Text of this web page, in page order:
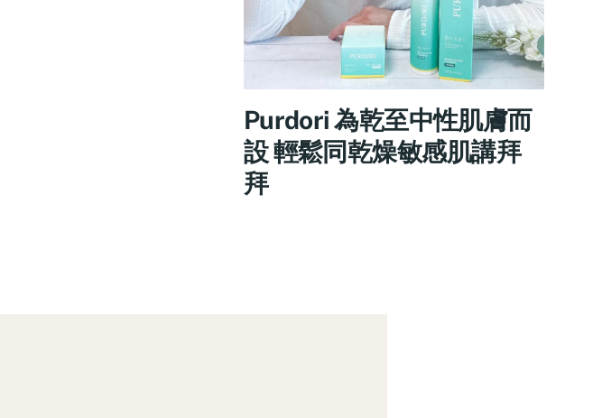
Purdori 為乾至中性肌膚而
設 輕鬆同乾燥敏感肌講拜
拜